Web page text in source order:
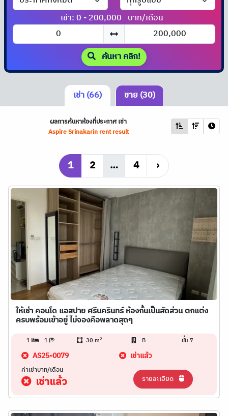
เช่า: 0 - 200,000 บาท/เดือน
ค้นหา คลิก!
เช่า (66) ขาย (30)
ผลการค้นหาห้องที่ประกาศ เช่า
Aspire Srinakarin rent result
1 2 … 4 ›
ให้เช่า คอนโด แอสปาย ศรีนครินทร์ ห้องกั้นเป็นสัดส่วน ตกแต่ง
ครบพร้อมเข้าอยู่ ไม่จองคือพลาดสุดๆ
1 1 30 m2 B ชั้น 7
AS25-0079 เช่าแล้ว
ค่าเช่าบาท/เดือน
เช่าแล้ว รายละเอียด